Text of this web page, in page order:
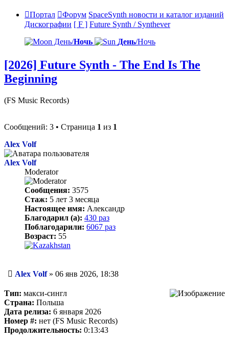
Портал Форум SpaceSynth новости и каталог изданий
Дискографии [ F ] Future Synth / Synthever
День/Ночь День/Ночь
[2026] Future Synth - The End Is The
Beginning
(FS Music Records)
Сообщений: 3 • Страница 1 из 1
Alex Volf
Alex Volf
Moderator
Сообщения: 3575
Стаж: 5 лет 3 месяца
Настоящее имя: Александр
Благодарил (а): 430 раз
Поблагодарили: 6067 раз
Возраст: 55
Сообщение
Alex Volf» 06 янв 2026, 18:38
Тип: макси-сингл
Страна: Польша
Дата релиза: 6 января 2026
Номер #: нет (FS Music Records)
Продолжительность: 0:13:43